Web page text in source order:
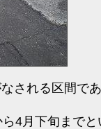
される区間で
4月下旬までと